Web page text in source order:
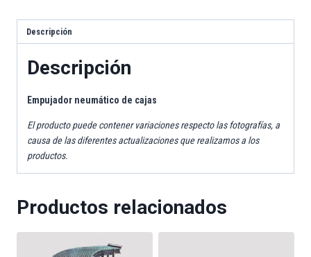
Descripción
Descripción
Empujador neumático de cajas
El producto puede contener variaciones respecto las fotografías, a
causa de las diferentes actualizaciones que realizamos a los
productos.
Productos relacionados